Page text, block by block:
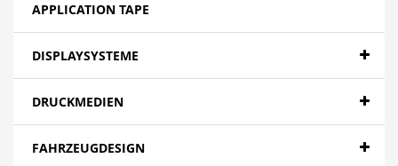
APPLICATION TAPE
DISPLAYSYSTEME
DRUCKMEDIEN
FAHRZEUGDESIGN